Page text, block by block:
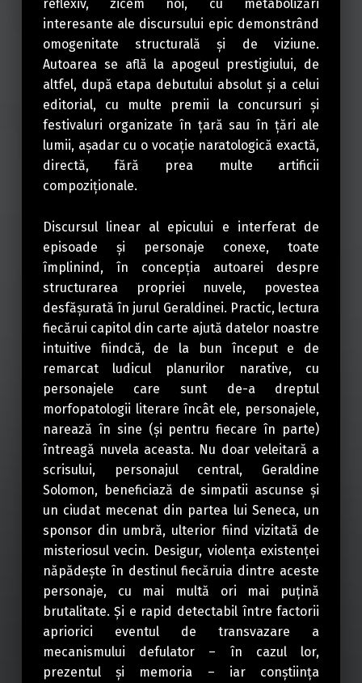
reflexiv, zicem noi, cu metabolizări
interesante ale discursului epic demonstrând
omogenitate structurală și de viziune.
Autoarea se află la apogeul prestigiului, de
altfel, după etapa debutului absolut și a celui
editorial, cu multe premii la concursuri și
festivaluri organizate în țară sau în țări ale
lumii, așadar cu o vocație naratologică exactă,
directă, fără prea multe artificii
compoziționale.
Discursul linear al epicului e interferat de
episoade și personaje conexe, toate
împlinind, în concepția autoarei despre
structurarea propriei nuvele, povestea
desfășurată în jurul Geraldinei. Practic, lectura
fiecărui capitol din carte ajută datelor noastre
intuitive fiindcă, de la bun început e de
remarcat ludicul planurilor narative, cu
personajele care sunt de-a dreptul
morfopatologii literare încât ele, personajele,
narează în sine (și pentru fiecare în parte)
întreagă nuvela aceasta. Nu doar veleitară a
scrisului, personajul central, Geraldine
Solomon, beneficiază de simpatii ascunse și
un ciudat mecenat din partea lui Seneca, un
sponsor din umbră, ulterior fiind vizitată de
misteriosul vecin. Desigur, violența existenței
năpădește în destinul fiecăruia dintre aceste
personaje, cu mai multă ori mai puțină
brutalitate. Și e rapid detectabil între factorii
apriorici eventul de transvazare a
mecanismului defulator – în cazul lor,
prezentul și memoria – iar conștiința